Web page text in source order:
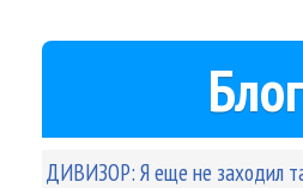
ДИВИЗОР: Я еще не заходил